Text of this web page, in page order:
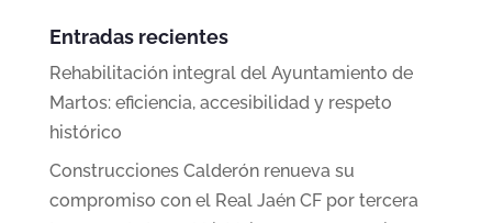
Entradas recientes
Rehabilitación integral del Ayuntamiento de
Martos: eficiencia, accesibilidad y respeto
histórico
Construcciones Calderón renueva su
compromiso con el Real Jaén CF por tercera